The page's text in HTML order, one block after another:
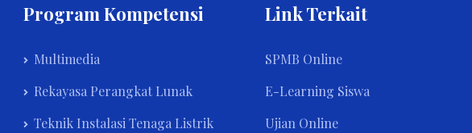
Program Kompetensi
Multimedia
Rekayasa Perangkat Lunak
Teknik Instalasi Tenaga Listrik
Link Terkait
SPMB Online
E-Learning Siswa
Ujian Online